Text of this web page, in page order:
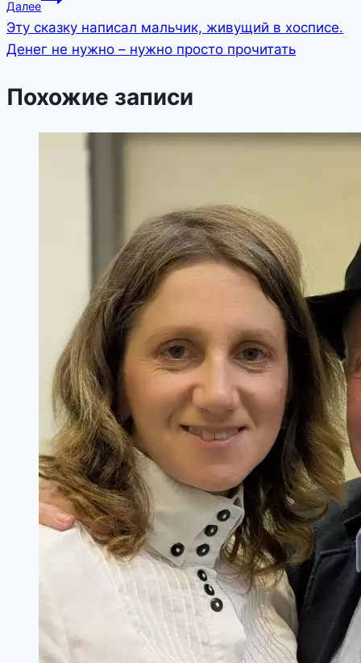
Далее
Эту сказку написал мальчик, живущий в хосписе.
Денег не нужно – нужно просто прочитать
Похожие записи